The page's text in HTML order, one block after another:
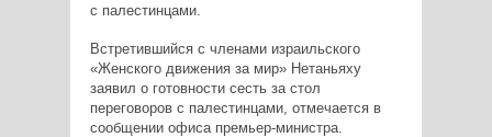
с палестинцами.
Встретившийся с членами израильского
«Женского движения за мир» Нетаньяху
заявил о готовности сесть за стол
переговоров с палестинцами, отмечается в
сообщении офиса премьер-министра.